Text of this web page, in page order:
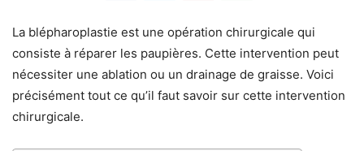
La blépharoplastie est une opération chirurgicale qui
consiste à réparer les paupières. Cette intervention peut
nécessiter une ablation ou un drainage de graisse. Voici
précisément tout ce qu’il faut savoir sur cette intervention
chirurgicale.